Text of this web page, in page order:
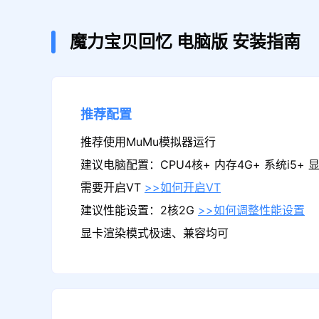
魔力宝贝回忆 电脑版 安装指南
推荐配置
推荐使用MuMu模拟器运行
建议电脑配置：CPU4核+ 内存4G+ 系统i5+
需要开启VT >>如何开启VT
建议性能设置：2核2G >>如何调整性能设置
显卡渲染模式极速、兼容均可